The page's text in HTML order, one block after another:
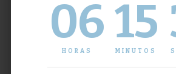
06
HORAS
15
MINUTOS